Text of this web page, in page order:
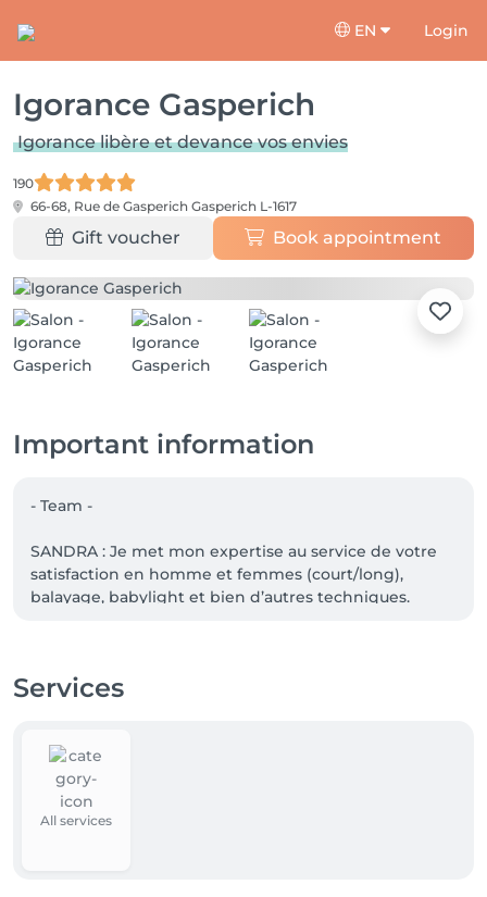
EN Login
Igorance Gasperich
Igorance libère et devance vos envies
190
66-68, Rue de Gasperich Gasperich L-1617
Gift voucher Book appointment
Important information
- Team -
SANDRA : Je met mon expertise au service de votre
satisfaction en homme et femmes (court/long),
balayage, babylight et bien d’autres techniques.
et SKINCARE, détente massage.
À bientôt pour votre rendez-vous à Gasperich.
Services
All services